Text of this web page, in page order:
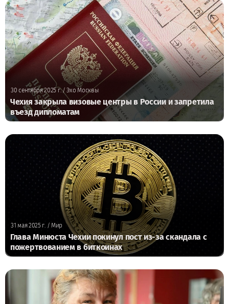
30 сентября 2025 г./ Эхо Москвы
Чехия закрыла визовые центры в России и запретила
въезд дипломатам
31 мая 2025 г./ Мир
Глава Минюста Чехии покинул пост из-за скандала с
пожертвованием в биткоинах